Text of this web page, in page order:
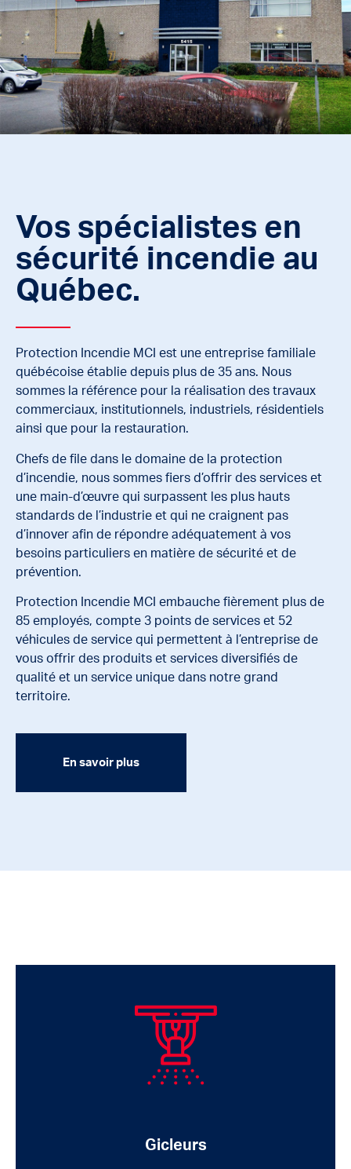
Vos spécialistes en
sécurité incendie au
Québec.
Protection Incendie MCI est une entreprise familiale
québécoise établie depuis plus de 35 ans. Nous
sommes la référence pour la réalisation des travaux
commerciaux, institutionnels, industriels, résidentiels
ainsi que pour la restauration.
Chefs de file dans le domaine de la protection
d’incendie, nous sommes fiers d’offrir des services et
une main-d’œuvre qui surpassent les plus hauts
standards de l’industrie et qui ne craignent pas
d’innover afin de répondre adéquatement à vos
besoins particuliers en matière de sécurité et de
prévention.
Protection Incendie MCI embauche fièrement plus de
85 employés, compte 3 points de services et 52
véhicules de service qui permettent à l’entreprise de
vous offrir des produits et services diversifiés de
qualité et un service unique dans notre grand
territoire.
En savoir plus
Gicleurs